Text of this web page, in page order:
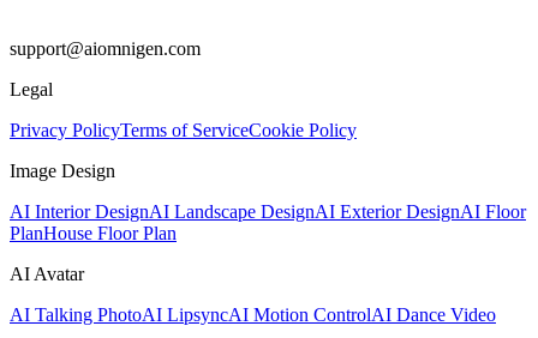
support@aiomnigen.com
Legal
Privacy PolicyTerms of ServiceCookie Policy
Image Design
AI Interior DesignAI Landscape DesignAI Exterior DesignAI Floor
PlanHouse Floor Plan
AI Avatar
AI Talking PhotoAI LipsyncAI Motion ControlAI Dance Video